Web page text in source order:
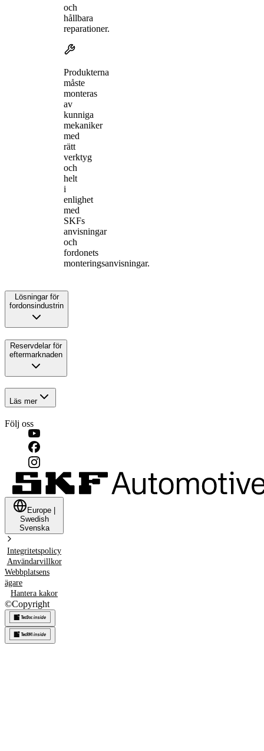
och
hållbara
reparationer.
Produkterna
måste
monteras
av
kunniga
mekaniker
med
rätt
verktyg
och
helt
i
enlighet
med
SKFs
anvisningar
och
fordonets
monteringsanvisningar.
Lösningar för
fordonsindustrin
Reservdelar för
eftermarknaden
Läs mer
Följ oss
Europe
Swedish
Svenska
Integritetspolicy
Användarvillkor
Webbplatsens
ägare
Hantera kakor
©Copyright